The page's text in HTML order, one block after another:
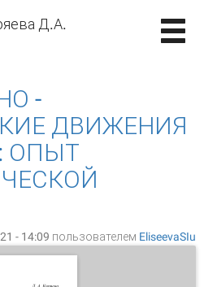
Д.А.
-
ДВИЖЕНИЯ
ОПЫТ
- 14:09 пользователем EliseevaSIu